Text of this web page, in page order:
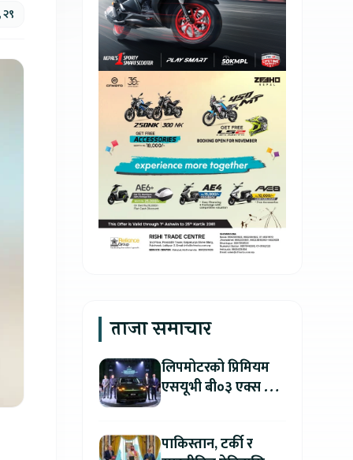
ताजा समाचार
लिपमोटरको प्रिमियम
एसयूभी बी०३ एक्स प्रो
ग्राहकलाई रु. ४४.९९
पाकिस्तान, टर्की र